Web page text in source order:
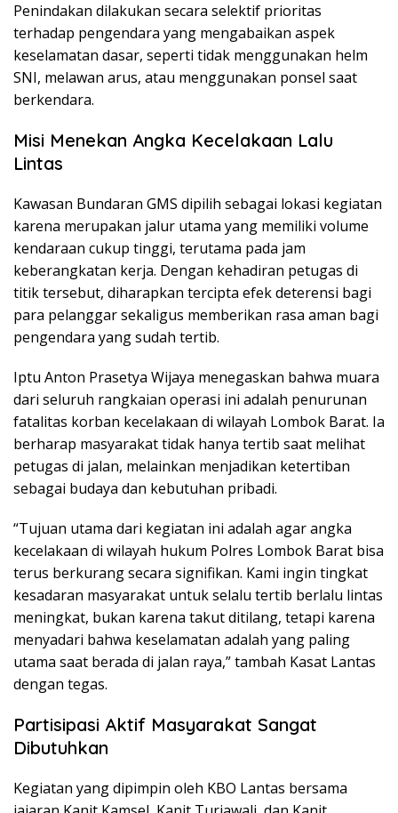
Penindakan dilakukan secara selektif prioritas
terhadap pengendara yang mengabaikan aspek
keselamatan dasar, seperti tidak menggunakan helm
SNI, melawan arus, atau menggunakan ponsel saat
berkendara.
Misi Menekan Angka Kecelakaan Lalu
Lintas
Kawasan Bundaran GMS dipilih sebagai lokasi kegiatan
karena merupakan jalur utama yang memiliki volume
kendaraan cukup tinggi, terutama pada jam
keberangkatan kerja. Dengan kehadiran petugas di
titik tersebut, diharapkan tercipta efek deterensi bagi
para pelanggar sekaligus memberikan rasa aman bagi
pengendara yang sudah tertib.
Iptu Anton Prasetya Wijaya menegaskan bahwa muara
dari seluruh rangkaian operasi ini adalah penurunan
fatalitas korban kecelakaan di wilayah Lombok Barat. Ia
berharap masyarakat tidak hanya tertib saat melihat
petugas di jalan, melainkan menjadikan ketertiban
sebagai budaya dan kebutuhan pribadi.
“Tujuan utama dari kegiatan ini adalah agar angka
kecelakaan di wilayah hukum Polres Lombok Barat bisa
terus berkurang secara signifikan. Kami ingin tingkat
kesadaran masyarakat untuk selalu tertib berlalu lintas
meningkat, bukan karena takut ditilang, tetapi karena
menyadari bahwa keselamatan adalah yang paling
utama saat berada di jalan raya,” tambah Kasat Lantas
dengan tegas.
Partisipasi Aktif Masyarakat Sangat
Dibutuhkan
Kegiatan yang dipimpin oleh KBO Lantas bersama